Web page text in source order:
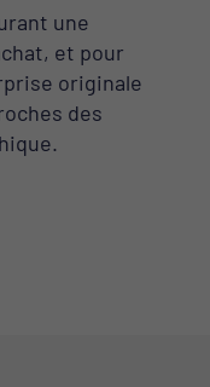
une
et pour
originale
des